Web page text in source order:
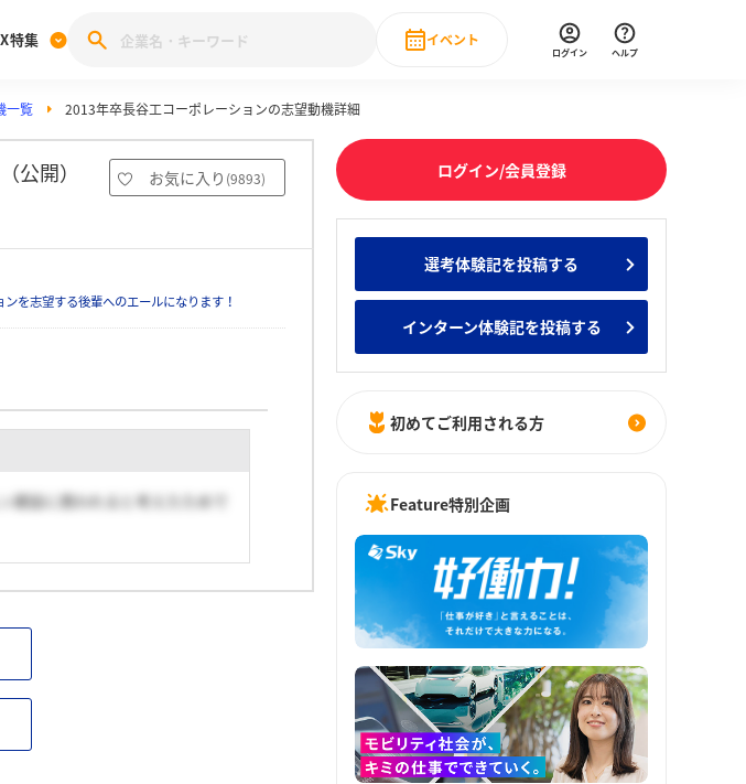
稿キャンペーン
ランド調査
みんなの新卒就職人気企業ランキング みんなのインターン人気企業ランキ
特集
28卒 IT・DX現場社員インタビュー
イベント
直近のイベント一覧
ログイン ヘルプ
一覧 2013年卒長谷工コーポレーションの志望動機詳細
公開） お気に入り (9893)
を志望する後輩へのエールになります！
設に携われると考えたためで
ログイン/会員登録
選考体験記を投稿する
インターン体験記を投稿する
初めてご利用される方
Feature特別企画